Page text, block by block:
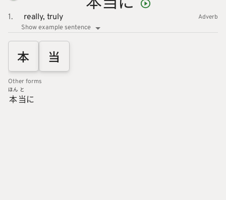
1. really, truly
Adverb
Show example sentence
本 当
Other forms
本
ほん
当
と
に